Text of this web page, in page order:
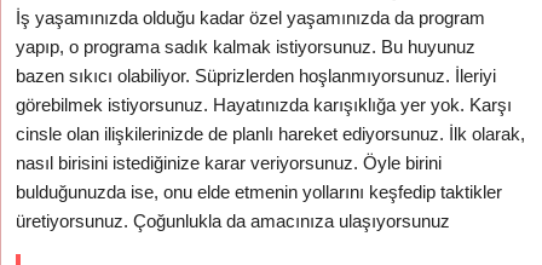
İş yaşamınızda olduğu kadar özel yaşamınızda da program
yapıp, o programa sadık kalmak istiyorsunuz. Bu huyunuz
bazen sıkıcı olabiliyor. Süprizlerden hoşlanmıyorsunuz. İleriyi
görebilmek istiyorsunuz. Hayatınızda karışıklığa yer yok. Karşı
cinsle olan ilişkilerinizde de planlı hareket ediyorsunuz. İlk olarak,
nasıl birisini istediğinize karar veriyorsunuz. Öyle birini
bulduğunuzda ise, onu elde etmenin yollarını keşfedip taktikler
üretiyorsunuz. Çoğunlukla da amacınıza ulaşıyorsunuz